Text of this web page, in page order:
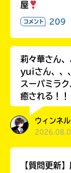
屋
コメント 209
莉々華さん、
yuiさん、、
スーパミラ
癒される！！
ウィンネ
【質問更新